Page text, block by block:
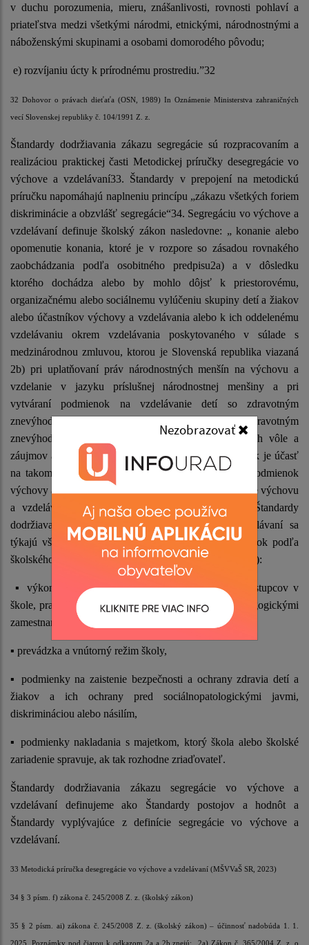
Nezobrazovať
v duchu porozumenia, mieru, znášanlivosti, rovnosti pohlaví a
priateľstva medzi všetkými národmi, etnickými, národnostnými a
náboženskými skupinami a osobami domorodého pôvodu;
e) rozvíjaniu úcty k prírodnému prostrediu.”32
32 Dohovor o právach dieťaťa (OSN, 1989) In Oznámenie Ministerstva zahraničných
vecí Slovenskej republiky č. 104/1991 Z. z.
Štandardy dodržiavania zákazu segregácie sú rozpracovaním a
realizáciou praktickej časti Metodickej príručky desegregácie vo
výchove a vzdelávaní33. Štandardy v prepojení na metodickú
príručku napomáhajú naplneniu princípu „zákazu všetkých foriem
diskriminácie a obzvlášť segregácie“34. Segregáciu vo výchove a
vzdelávaní definuje školský zákon nasledovne: „ konanie alebo
opomenutie konania, ktoré je v rozpore so zásadou rovnakého
zaobchádzania podľa osobitného predpisu2a) a v dôsledku
ktorého dochádza alebo by mohlo dôjsť k priestorovému,
organizačnému alebo sociálnemu vylúčeniu skupiny detí a žiakov
alebo účastníkov výchovy a vzdelávania alebo k ich oddelenému
vzdelávaniu okrem vzdelávania poskytovaného v súlade s
medzinárodnou zmluvou, ktorou je Slovenská republika viazaná
2b) pri uplatňovaní práv národnostných menšín na výchovu a
vzdelanie v jazyku príslušnej národnostnej menšiny a pri
vytváraní podmienok na vzdelávanie detí so zdravotným
znevýhodnením alebo nadaním a žiakov so zdravotným
znevýhodnením alebo s nadaním so zohľadnením ich vôle a
záujmov a vôle a záujmov ich zákonných zástupcov, ak je účasť
na takom vzdelávaní voliteľná a zodpovedá úprave podmienok
výchovy a vzdelávania podľa tohto zákona, osobitne pre výchovu
a vzdelávanie na rovnakom stupni vzdelania.“ 35 Štandardy
dodržiavania zákazu segregácie vo výchove a vzdelávaní sa
týkajú všetkých oblastí, ktoré upravuje školský poriadok podľa
školského zákona (Zákon č. 245/2008 Z. z., § 153 ods.1):
▪ výkon práv a povinností detí a ich zákonných zástupcov v
škole, pravidlá vzájomných vzťahov a vzťahov s pedagogickými
zamestnancami a ďalšími zamestnancami školy,
▪ prevádzka a vnútorný režim školy,
▪ podmienky na zaistenie bezpečnosti a ochrany zdravia detí a
žiakov a ich ochrany pred sociálnopatologickými javmi,
diskrimináciou alebo násilím,
▪ podmienky nakladania s majetkom, ktorý škola alebo školské
zariadenie spravuje, ak tak rozhodne zriaďovateľ.
Štandardy dodržiavania zákazu segregácie vo výchove a
vzdelávaní definujeme ako Štandardy postojov a hodnôt a
Štandardy vyplývajúce z definície segregácie vo výchove a
vzdelávaní.
33 Metodická príručka desegregácie vo výchove a vzdelávaní (MŠVVaŠ SR, 2023)
34 § 3 písm. f) zákona č. 245/2008 Z. z. (školský zákon)
35 § 2 písm. ai) zákona č. 245/2008 Z. z. (školský zákon) – účinnosť nadobúda 1. 1.
2025. Poznámky pod čiarou k odkazom 2a a 2b znejú: „2a) Zákon č. 365/2004 Z. z. o